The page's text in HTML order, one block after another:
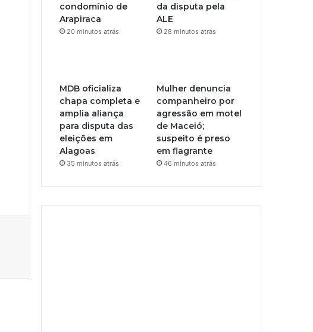
condomínio de
Arapiraca
20 minutos atrás
da disputa pela
ALE
28 minutos atrás
MDB oficializa
chapa completa e
amplia aliança
para disputa das
eleições em
Alagoas
35 minutos atrás
Mulher denuncia
companheiro por
agressão em motel
de Maceió;
suspeito é preso
em flagrante
46 minutos atrás